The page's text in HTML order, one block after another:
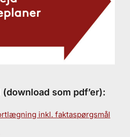
som pdf’er):
inkl. faktaspørgsmål